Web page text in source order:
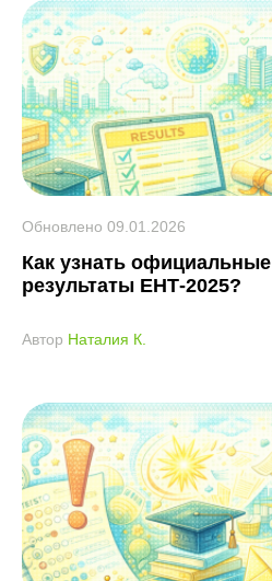
Обновлено 09.01.2026
Как узнать официальные
результаты ЕНТ-2025?
Автор Наталия К.